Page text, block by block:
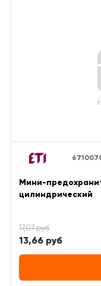
Мини-
цилиндрический
13,66 руб